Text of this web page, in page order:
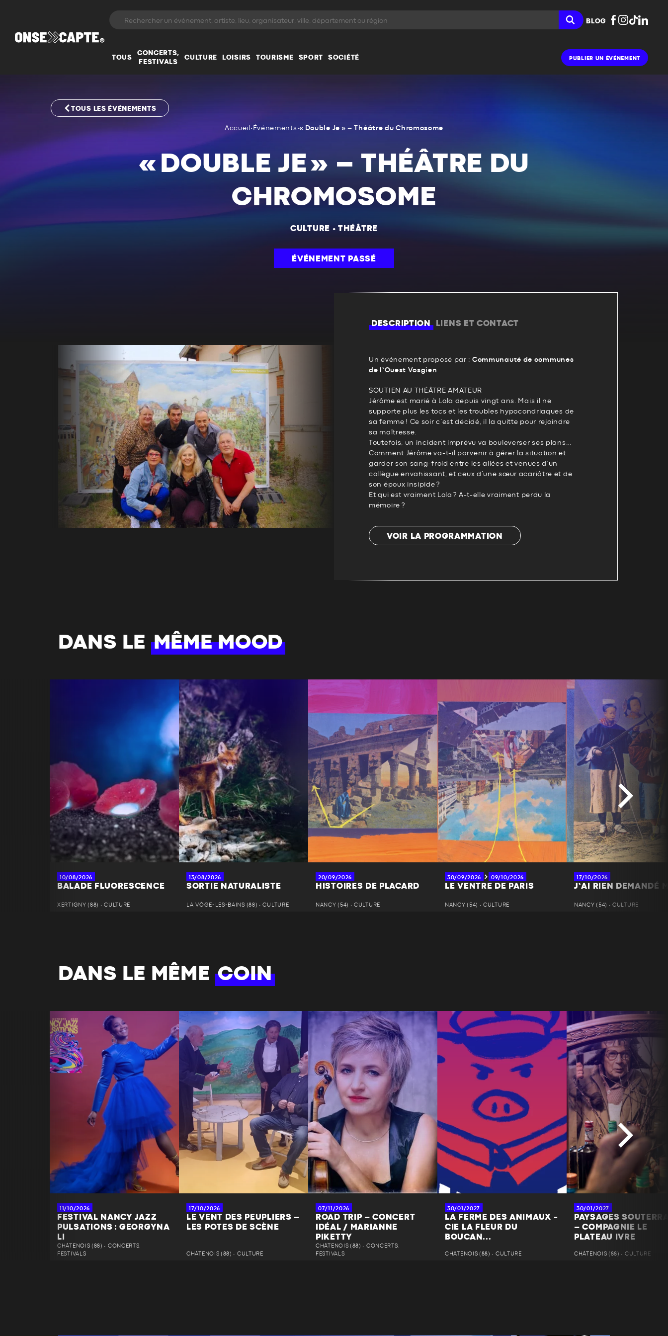
BLOG
TOUS
CONCERTS,
FESTIVALS
CULTURE LOISIRS TOURISME SPORT SOCIÉTÉ PUBLIER UN ÉVÉNEMENT
TOUS LES ÉVÉNEMENTS
Accueil • Événements•« Double Je » – Théâtre du Chromosome
« DOUBLE JE » – THÉÂTRE DU
CHROMOSOME
CULTURE •THÉÂTRE
ÉVÉNEMENT PASSÉ
DESCRIPTION LIENS ET CONTACT
Un événement proposé par : Communauté de communes
de l’Ouest Vosgien
SOUTIEN AU THÉÂTRE AMATEUR
Jérôme est marié à Lola depuis vingt ans. Mais il ne
supporte plus les tocs et les troubles hypocondriaques de
sa femme ! Ce soir c’est décidé, il la quitte pour rejoindre
sa maîtresse.
Toutefois, un incident imprévu va bouleverser ses plans…
Comment Jérôme va-t-il parvenir à gérer la situation et
garder son sang-froid entre les allées et venues d’un
collègue envahissant, et ceux d’une sœur acariâtre et de
son époux insipide ?
Et qui est vraiment Lola ? A-t-elle vraiment perdu la
mémoire ?
VOIR LA PROGRAMMATION
DANS LE MÊME MOOD
10/08/2026
BALADE FLUORESCENCE
XERTIGNY (88) • CULTURE
13/08/2026
SORTIE NATURALISTE
LA VÔGE-LES-BAINS (88) • CULTURE
20/09/2026
HISTOIRES DE PLACARD
NANCY (54) • CULTURE
30/09/2026 09/10/2026
LE VENTRE DE PARIS
NANCY (54) • CULTURE
17/10/2026
J’AI RIEN DEMANDÉ
NANCY (54) • CULTURE
DANS LE MÊMECOIN
11/10/2026
FESTIVAL NANCY JAZZ
PULSATIONS : GEORGYNA
LI
CHÂTENOIS (88) • CONCERTS,
FESTIVALS
17/10/2026
LE VENT DES PEUPLIERS –
LES POTES DE SCÈNE
CHÂTENOIS (88) • CULTURE
07/11/2026
ROAD TRIP – CONCERT
IDÉAL / MARIANNE
PIKETTY
CHÂTENOIS (88) • CONCERTS,
FESTIVALS
30/01/2027
LA FERME DES ANIMAUX -
CIE LA FLEUR DU
BOUCAN...
CHÂTENOIS (88) • CULTURE
30/01/2027
PAYSAGES
– COMPAGNIE LE
PLATEAU IVRE
CHÂTENOIS (88) • CULTURE